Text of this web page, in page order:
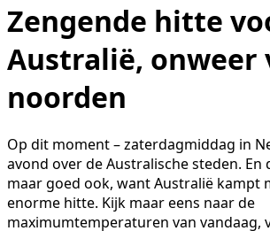
Zengende hitte
Australië, onweer
noorden
Op dit moment – zaterdagmiddag in
avond over de Australische steden. En
maar goed ook, want Australië kampt
enorme hitte. Kijk maar eens naar de
maximumtemperaturen van vandaag,